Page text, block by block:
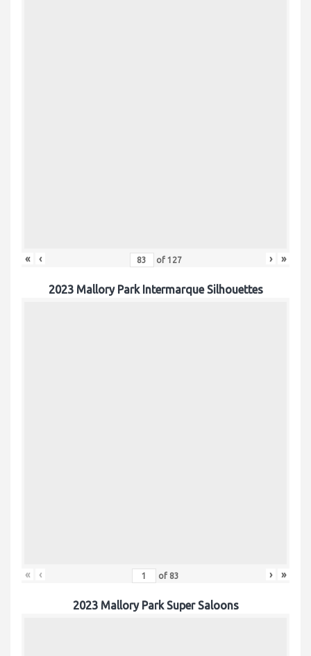
« ‹ of 127 › »
2023 Mallory Park Intermarque Silhouettes
« ‹ of 83 › »
2023 Mallory Park Super Saloons